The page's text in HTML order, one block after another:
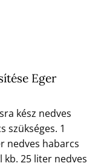
Eger
kész nedves
szükséges. 1
nedves habarcs
kb. 25 liter nedves